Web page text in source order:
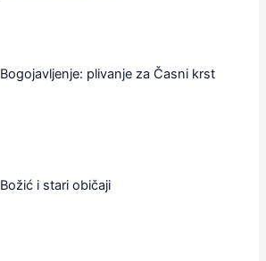
Bogojavljenje: plivanje za Časni krst
Božić i stari običaji